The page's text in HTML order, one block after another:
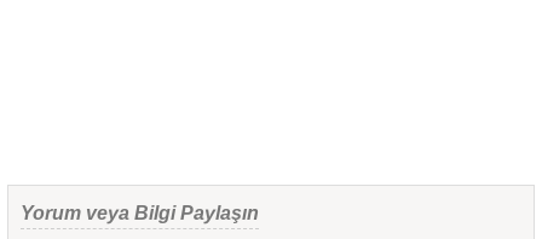
Yorum veya Bilgi Paylaşın